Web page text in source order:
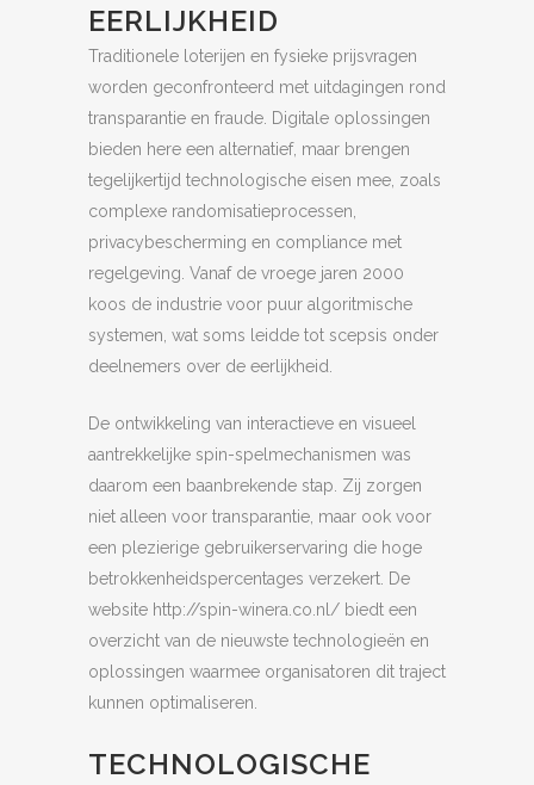
EERLIJKHEID
Traditionele loterijen en fysieke prijsvragen
worden geconfronteerd met uitdagingen rond
transparantie en fraude. Digitale oplossingen
bieden here een alternatief, maar brengen
tegelijkertijd technologische eisen mee, zoals
complexe randomisatieprocessen,
privacybescherming en compliance met
regelgeving. Vanaf de vroege jaren 2000
koos de industrie voor puur algoritmische
systemen, wat soms leidde tot scepsis onder
deelnemers over de eerlijkheid.
De ontwikkeling van interactieve en visueel
aantrekkelijke spin-spelmechanismen was
daarom een baanbrekende stap. Zij zorgen
niet alleen voor transparantie, maar ook voor
een plezierige gebruikerservaring die hoge
betrokkenheidspercentages verzekert. De
website http://spin-winera.co.nl/ biedt een
overzicht van de nieuwste technologieën en
oplossingen waarmee organisatoren dit traject
kunnen optimaliseren.
TECHNOLOGISCHE